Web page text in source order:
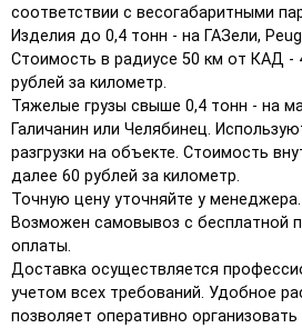
соответствии с весогабаритными
Изделия до 0,4 тонн - на ГАЗели,
Стоимость в радиусе 50 км от КАД -
рублей за километр.
Тяжелые грузы свыше 0,4 тонн - на
Галичанин или Челябинец.
разгрузки на объекте. Стоимость
далее 60 рублей за километр.
Точную цену уточняйте у менеджера.
Возможен самовывоз с бесплатной
оплаты.
Доставка осуществляется
учетом всех требований. Удобное
позволяет оперативно организовать